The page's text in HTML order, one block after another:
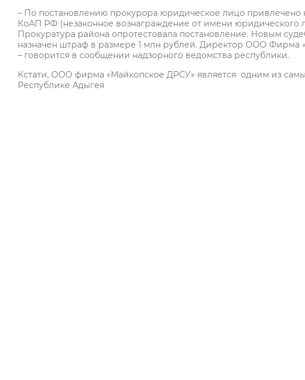
– По постановлению прокурора юридическое лицо привлечено к
КоАП РФ (незаконное вознаграждение от имени юридического
Прокуратура района опротестовала постановление. Новым
назначен штраф в размере 1 млн рублей. Директор ООО Фирма
– говорится в сообщении надзорного ведомства республики.
Кстати, ООО фирма «Майкопское ДРСУ» является одним из
Республике Адыгея